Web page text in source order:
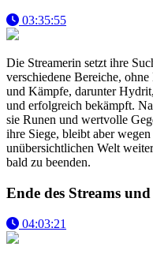
03:35:55
Die Streamerin setzt ihre
verschiedene Bereiche,
und Kämpfe, darunter
und erfolgreich bekämpft.
sie Runen und wertvolle
ihre Siege, bleibt aber
unübersichtlichen Welt
bald zu beenden.
Ende des Streams
04:03:21